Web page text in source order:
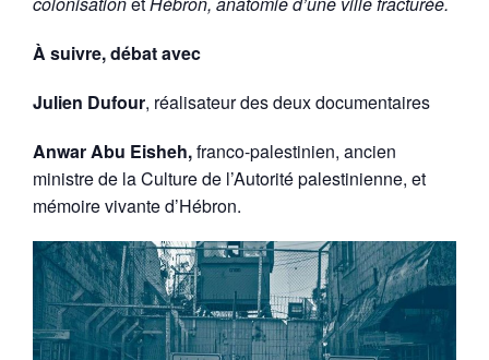
À suivre, débat avec
Julien Dufour, réalisateur des deux documentaires
Anwar Abu Eisheh,franco-palestinien, ancien
ministre de la Culture de l’Autorité palestinienne, et
mémoire vivante d’Hébron.